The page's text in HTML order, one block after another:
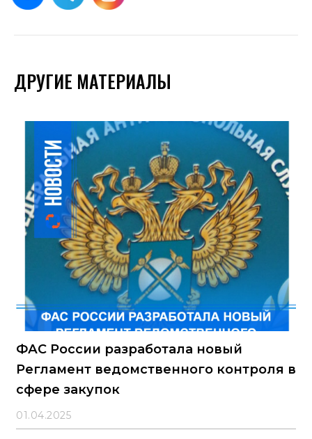
ДРУГИЕ МАТЕРИАЛЫ
ФАС России разработала новый
Регламент ведомственного контроля в
сфере закупок
01.04.2025